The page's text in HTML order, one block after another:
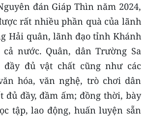
Trung Bộ và Tây
Cửu Long
Nội
đán Giáp Thìn năm 2024,
rất nhiều phần quà của lãnh
Hải quân, lãnh đạo tỉnh Khánh
nước. Quân, dân Trường Sa
đủ vật chất cũng như các
hóa, văn nghệ, trò chơi dân
đủ đầy, đầm ấm; đồng thời, bày
tập, lao động, huấn luyện sẵn